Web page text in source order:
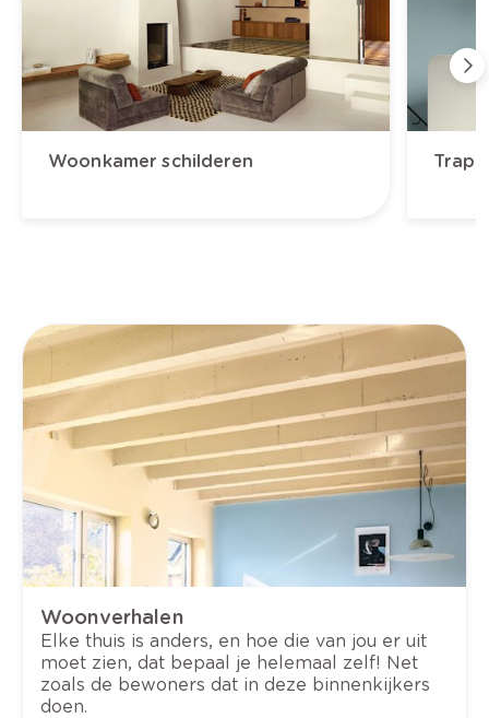
Woonkamer schilderen
Woonverhalen
Elke thuis is anders, en hoe die van jou er uit
moet zien, dat bepaal je helemaal zelf! Net
zoals de bewoners dat in deze binnenkijkers
doen.